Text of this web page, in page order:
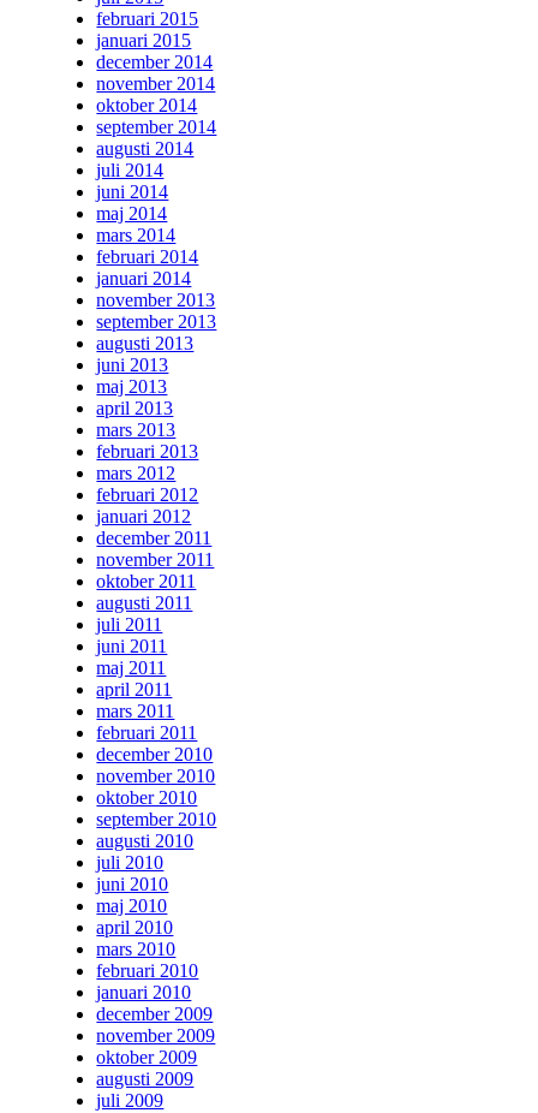
februari 2015
januari 2015
december 2014
november 2014
oktober 2014
september 2014
augusti 2014
juli 2014
juni 2014
maj 2014
mars 2014
februari 2014
januari 2014
november 2013
september 2013
augusti 2013
juni 2013
maj 2013
april 2013
mars 2013
februari 2013
mars 2012
februari 2012
januari 2012
december 2011
november 2011
oktober 2011
augusti 2011
juli 2011
juni 2011
maj 2011
april 2011
mars 2011
februari 2011
december 2010
november 2010
oktober 2010
september 2010
augusti 2010
juli 2010
juni 2010
maj 2010
april 2010
mars 2010
februari 2010
januari 2010
december 2009
november 2009
oktober 2009
augusti 2009
juli 2009